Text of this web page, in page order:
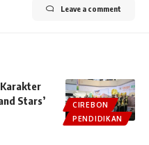
Leave a comment
CIREBON
PENDIDIKAN
Stars’